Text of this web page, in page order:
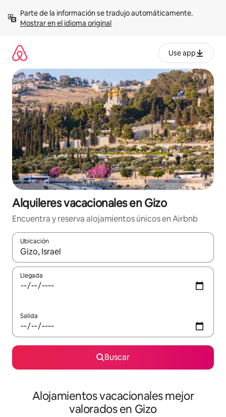
contenidoMostrar en el idioma original
Use app
Alquileres vacacionales en Gizo
Encuentra y reserva alojamientos únicos en Airbnb
Ubicación
Cuando los resultados estén disponibles, navega con las
Llegada
Salida
Buscar
Alojamientos vacacionales mejor
valorados en Gizo